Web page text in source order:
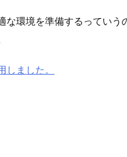
な環境を準備するっていう
しました。